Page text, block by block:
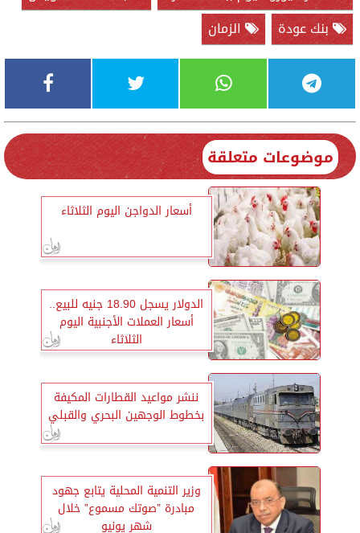
بنك عودة
الزمان
موضوعات متعلقة
أسعار الدواجن اليوم الثلاثاء
الدولار يسجل 18.90 جنيه للبيع..
أسعار العملات الأجنبية اليوم
الثلاثاء
ننشر مواعيد القطارات المكيفة
بخطوط الوجهين البحري والقبلي
وزير التنمية المحلية يتابع جهود
مبادرة ”صوتك مسموع” خلال
شهر يونيو